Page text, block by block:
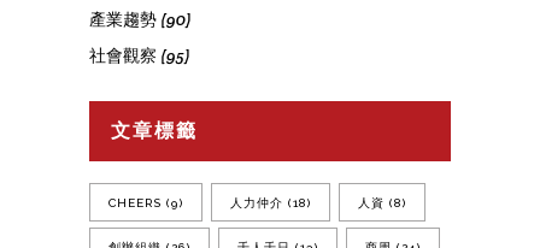
產業趨勢 (90)
社會觀察 (95)
文章標籤
CHEERS (9) 人力仲介 (18) 人資 (8)